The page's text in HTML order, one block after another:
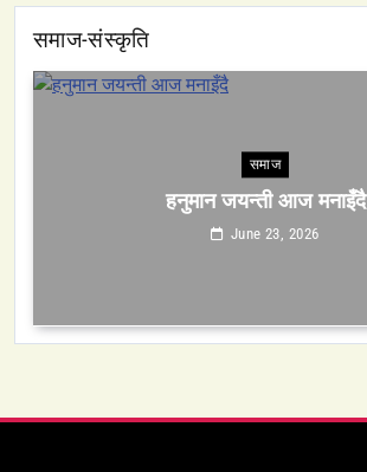
समाज-संस्कृति
हनुमान जयन्ती आज मनाइँदै
समाज